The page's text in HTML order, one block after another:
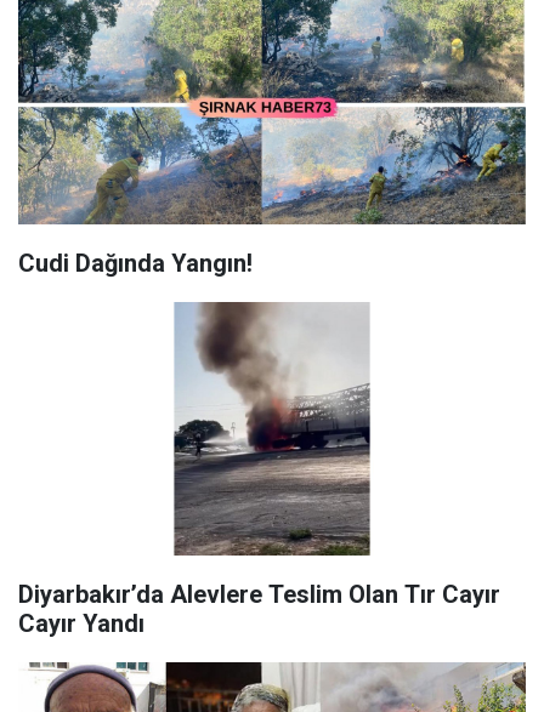
Cudi Dağında Yangın!
Diyarbakır’da Alevlere Teslim Olan Tır Cayır
Cayır Yandı